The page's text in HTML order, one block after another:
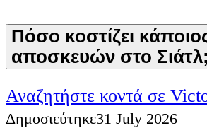
Πόσο κοστίζει
αποσκευών στο Σιάτλ;
Αναζητήστε κοντά σε
Δημοσιεύτηκε31 July 2026